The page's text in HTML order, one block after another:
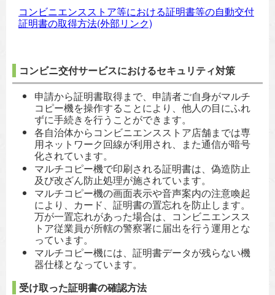
コンビニエンスストア等における証明書等の自動交付
証明書の取得方法(外部リンク)
コンビニ交付サービスにおけるセキュリティ対策
申請から証明書取得まで、申請者ご自身がマルチ
コピー機を操作することにより、他人の目にふれ
ずに手続きを行うことができます。
各自治体からコンビニエンスストア店舗までは専
用ネットワーク回線が利用され、また通信が暗号
化されています。
マルチコピー機で印刷される証明書は、偽造防止
及び改ざん防止処理が施されています。
マルチコピー機の画面表示や音声案内の注意喚起
により、カード、証明書の置忘れを防止します。
万が一置忘れがあった場合は、コンビニエンスス
トア従業員が所轄の警察署に届出を行う運用とな
っています。
マルチコピー機には、証明書データが残らない機
器仕様となっています。
受け取った証明書の確認方法